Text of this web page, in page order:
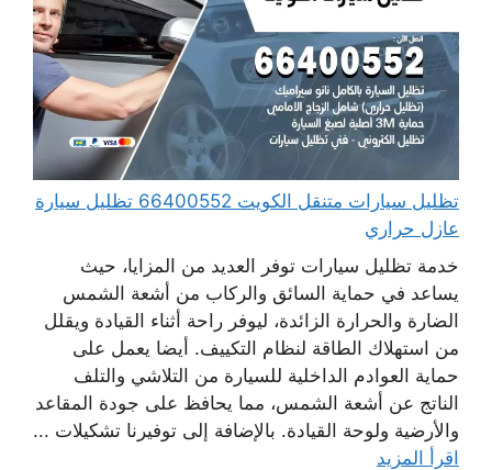
تظليل سيارات متنقل الكويت 66400552 تظليل سيارة
عازل حراري
خدمة تظليل سيارات توفر العديد من المزايا، حيث
يساعد في حماية السائق والركاب من أشعة الشمس
الضارة والحرارة الزائدة، ليوفر راحة أثناء القيادة ويقلل
من استهلاك الطاقة لنظام التكييف. أيضا يعمل على
حماية العوادم الداخلية للسيارة من التلاشي والتلف
الناتج عن أشعة الشمس، مما يحافظ على جودة المقاعد
والأرضية ولوحة القيادة. بالإضافة إلى توفيرنا تشكيلات ...
اقرأ المزيد